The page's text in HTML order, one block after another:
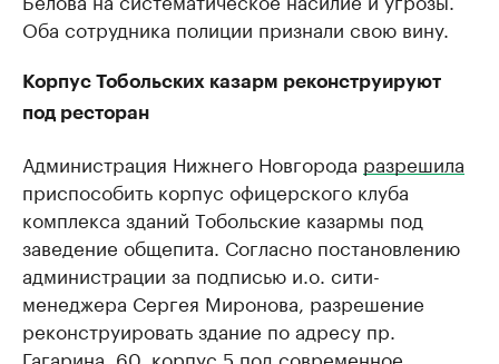
Оба сотрудника полиции признали свою вину.
Корпус Тобольских казарм реконструируют
под ресторан
Администрация Нижнего Новгорода разрешила
приспособить корпус офицерского клуба
комплекса зданий Тобольские казармы под
заведение общепита. Согласно постановлению
администрации за подписью и.о. сити-
менеджера Сергея Миронова, разрешение
реконструировать здание по адресу пр.
Гагарина, 60, корпус 5 под современное